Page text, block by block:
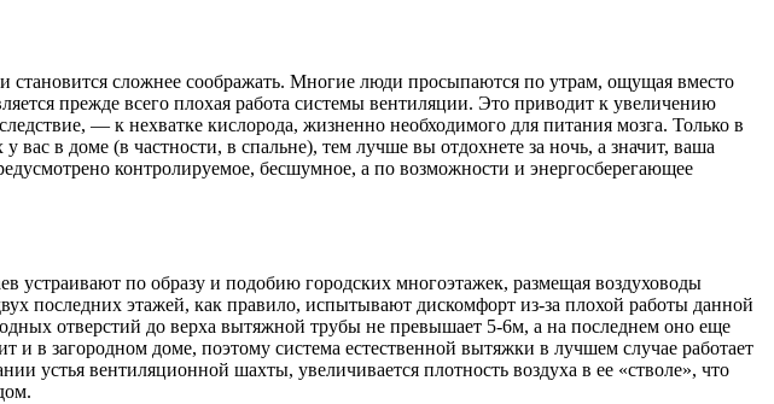
сложнее соображать. Многие люди просыпаются по утрам, ощущая вместо
прежде всего плохая работа системы вентиляции. Это приводит к увеличению
— к нехватке кислорода, жизненно необходимого для питания мозга. Только в
в доме (в частности, в спальне), тем лучше вы отдохнете за ночь, а значит, ваша
контролируемое, бесшумное, а по возможности и энергосберегающее
устраивают по образу и подобию городских многоэтажек, размещая воздуховоды
последних этажей, как правило, испытывают дискомфорт из-за плохой работы данной
отверстий до верха вытяжной трубы не превышает 5-6м, а на последнем оно еще
и в загородном доме, поэтому система естественной вытяжки в лучшем случае работает
устья вентиляционной шахты, увеличивается плотность воздуха в ее «стволе», что